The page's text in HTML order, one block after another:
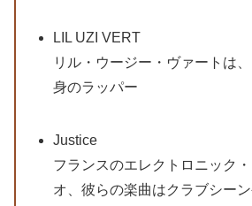
LIL UZI VERT
リル・ウージー・ヴァートは
身のラッパー
Justice
フランスのエレクトロニック
オ、彼らの楽曲はクラブシー